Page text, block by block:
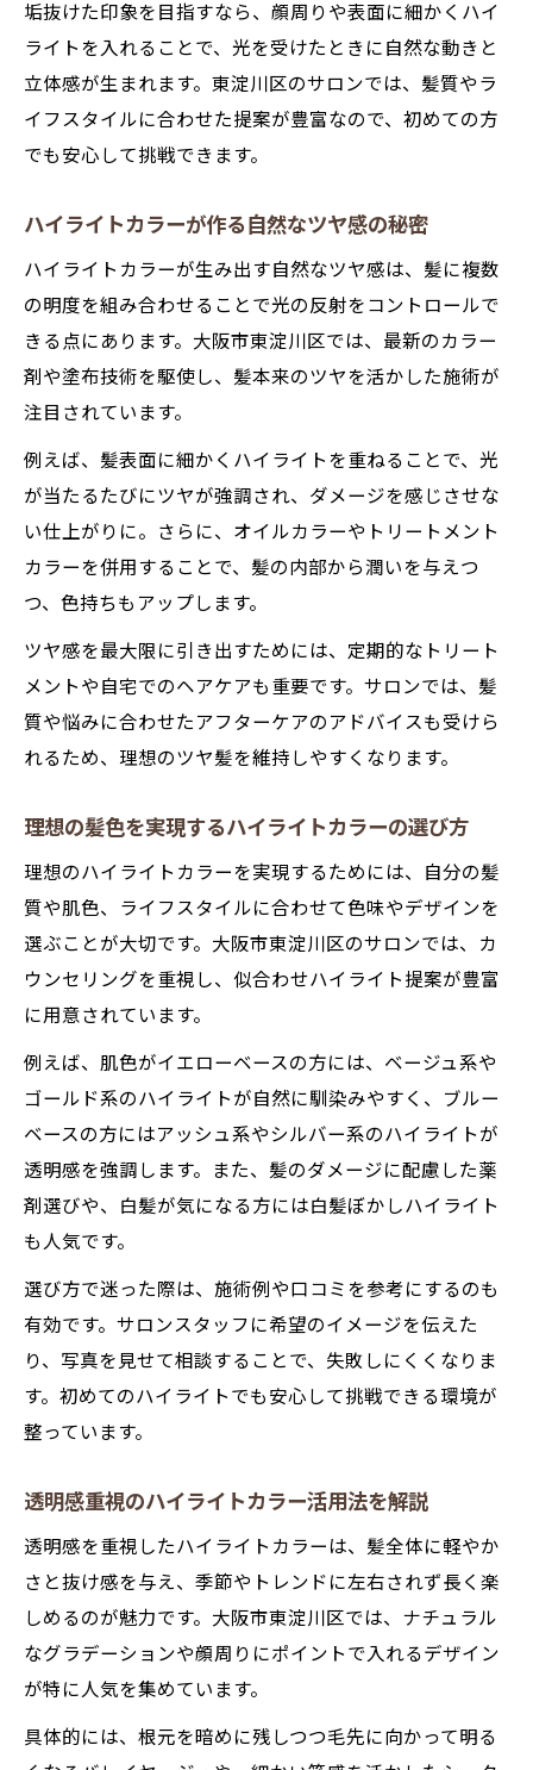
垢抜けた印象を目指すなら、顔周りや表面に細かくハイ
ライトを入れることで、光を受けたときに自然な動きと
立体感が生まれます。東淀川区のサロンでは、髪質やラ
イフスタイルに合わせた提案が豊富なので、初めての方
でも安心して挑戦できます。
ハイライトカラーが作る自然なツヤ感の秘密
ハイライトカラーが生み出す自然なツヤ感は、髪に複数
の明度を組み合わせることで光の反射をコントロールで
きる点にあります。大阪市東淀川区では、最新のカラー
剤や塗布技術を駆使し、髪本来のツヤを活かした施術が
注目されています。
例えば、髪表面に細かくハイライトを重ねることで、光
が当たるたびにツヤが強調され、ダメージを感じさせな
い仕上がりに。さらに、オイルカラーやトリートメント
カラーを併用することで、髪の内部から潤いを与えつ
つ、色持ちもアップします。
ツヤ感を最大限に引き出すためには、定期的なトリート
メントや自宅でのヘアケアも重要です。サロンでは、髪
質や悩みに合わせたアフターケアのアドバイスも受けら
れるため、理想のツヤ髪を維持しやすくなります。
理想の髪色を実現するハイライトカラーの選び方
理想のハイライトカラーを実現するためには、自分の髪
質や肌色、ライフスタイルに合わせて色味やデザインを
選ぶことが大切です。大阪市東淀川区のサロンでは、カ
ウンセリングを重視し、似合わせハイライト提案が豊富
に用意されています。
例えば、肌色がイエローベースの方には、ベージュ系や
ゴールド系のハイライトが自然に馴染みやすく、ブルー
ベースの方にはアッシュ系やシルバー系のハイライトが
透明感を強調します。また、髪のダメージに配慮した薬
剤選びや、白髪が気になる方には白髪ぼかしハイライト
も人気です。
選び方で迷った際は、施術例や口コミを参考にするのも
有効です。サロンスタッフに希望のイメージを伝えた
り、写真を見せて相談することで、失敗しにくくなりま
す。初めてのハイライトでも安心して挑戦できる環境が
整っています。
透明感重視のハイライトカラー活用法を解説
透明感を重視したハイライトカラーは、髪全体に軽やか
さと抜け感を与え、季節やトレンドに左右されず長く楽
しめるのが魅力です。大阪市東淀川区では、ナチュラル
なグラデーションや顔周りにポイントで入れるデザイン
が特に人気を集めています。
具体的には、根元を暗めに残しつつ毛先に向かって明る